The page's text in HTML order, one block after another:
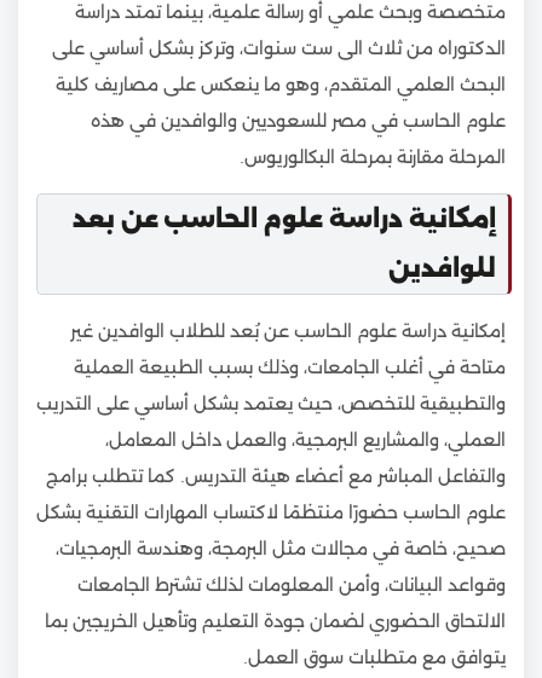
متخصصة وبحث علمي أو رسالة علمية، بينما تمتد دراسة
الدكتوراه من ثلاث الى ست سنوات، وتركز بشكل أساسي على
البحث العلمي المتقدم، وهو ما ينعكس على مصاريف كلية
علوم الحاسب في مصر للسعوديين والوافدين في هذه
المرحلة مقارنة بمرحلة البكالوريوس.
إمكانية دراسة علوم الحاسب عن بعد
للوافدين
إمكانية دراسة علوم الحاسب عن بُعد للطلاب الوافدين غير
متاحة في أغلب الجامعات، وذلك بسبب الطبيعة العملية
والتطبيقية للتخصص، حيث يعتمد بشكل أساسي على التدريب
العملي، والمشاريع البرمجية، والعمل داخل المعامل،
والتفاعل المباشر مع أعضاء هيئة التدريس. كما تتطلب برامج
علوم الحاسب حضورًا منتظمًا لاكتساب المهارات التقنية بشكل
صحيح، خاصة في مجالات مثل البرمجة، وهندسة البرمجيات،
وقواعد البيانات، وأمن المعلومات لذلك تشترط الجامعات
الالتحاق الحضوري لضمان جودة التعليم وتأهيل الخريجين بما
يتوافق مع متطلبات سوق العمل.